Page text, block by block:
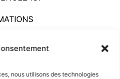
nous utilisons des technologies